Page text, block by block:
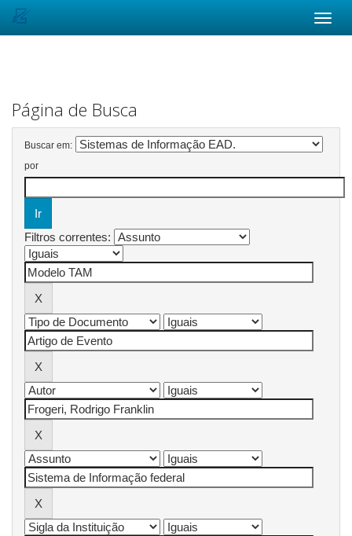
Página de Busca
Buscar em:
por
Filtros correntes: